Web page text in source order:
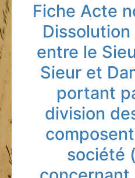
Fiche Acte
entre le
Sieur et
portant
division
société